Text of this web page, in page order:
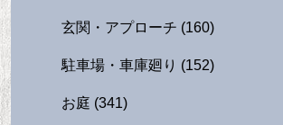
玄関・アプローチ (160)
駐車場・車庫廻り (152)
お庭 (341)